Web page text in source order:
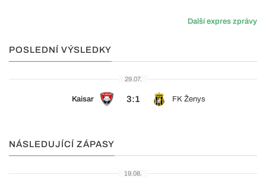
Další expres zprávy
POSLEDNÍ VÝSLEDKY
29.07.
Kaisar 3:1 FK Ženys
NÁSLEDUJÍCÍ ZÁPASY
19.08.